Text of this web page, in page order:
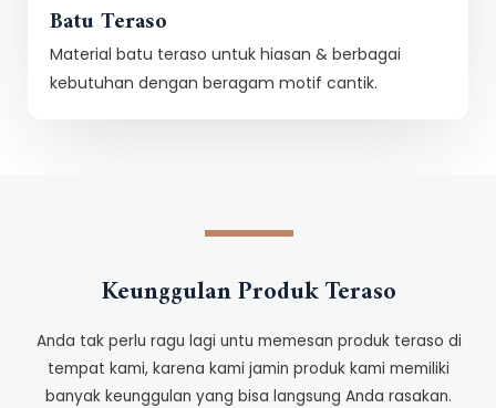
Batu Teraso
Material batu teraso untuk hiasan & berbagai
kebutuhan dengan beragam motif cantik.
Keunggulan Produk Teraso
Anda tak perlu ragu lagi untu memesan produk teraso di
tempat kami, karena kami jamin produk kami memiliki
banyak keunggulan yang bisa langsung Anda rasakan.